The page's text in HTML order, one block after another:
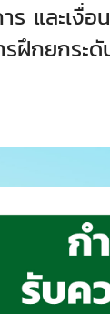
และเงื่อ
รฝึกยกร